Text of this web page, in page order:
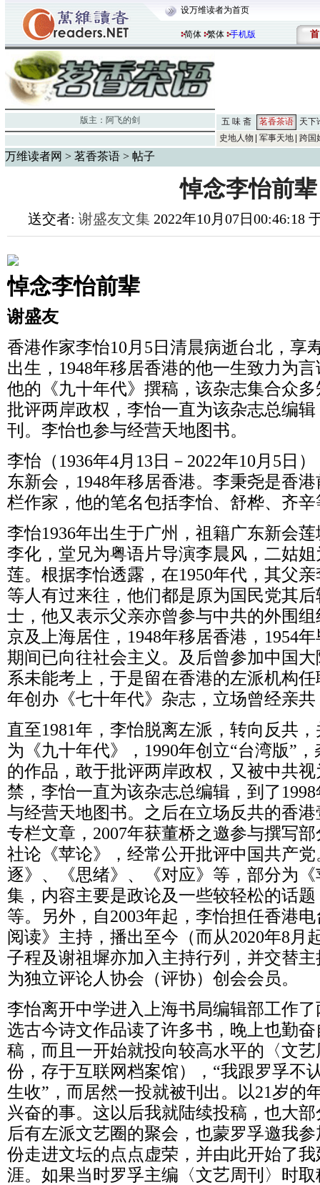
设万维读者为首页
简体 繁体 手机版 首
版主： 阿飞的剑 五 味 斋 茗香茶语
天下
史地人物
军事天地 跨国
万维读者网 > 茗香茶语 > 帖子
悼念李怡前辈
送交者: 谢盛友文集 2022年10月07日00:46:18
悼念李怡前辈
谢盛友
香港作家李怡10月5日清晨病逝台北，享
出生，1948年移居香港的他一生致力为
他的《九十年代》撰稿，该杂志集合众
批评两岸政权，李怡一直为该杂志总编
刊。李怡也参与经营天地图书。
李怡（1936年4月13日－2022年10月5日
东新会，1948年移居香港。李秉尧是香
栏作家，他的笔名包括李怡、舒桦、齐辛
李怡1936年出生于广州，祖籍广东新会
李化，堂兄为粤语片导演李晨风，二姑
莲。根据李怡透露，在1950年代，其父
等人有过来往，他们都是原为国民党其
士，他又表示父亲亦曾参与中共的外围
京及上海居住，1948年移居香港，1954
期间已向往社会主义。及后曾参加中国
系未能考上，于是留在香港的左派机构
年创办《七十年代》杂志，立场曾经亲
直至1981年，李怡脱离左派，转向反共
为《九十年代》，1990年创立“台湾版”
的作品，敢于批评两岸政权，又被中共
禁，李怡一直为该杂志总编辑，到了
与经营天地图书。之后在立场反共的香
专栏文章，2007年获董桥之邀参与撰写
社论《苹论》，经常公开批评中国共产
逐》、《思绪》、《对应》等，部分为
集，内容主要是政论及一些较轻松的话
等。另外，自2003年起，李怡担任香港
阅读》主持，播出至今（而从2020年8月
子程及谢祖墀亦加入主持行列，并交替
为独立评论人协会（评协）创会会员。
李怡离开中学进入上海书局编辑部工作
选古今诗文作品读了许多书，晚上也勤
稿，而且一开始就投向较高水平的〈文
份，存于互联网档案馆），“我跟罗孚不
生收”，而居然一投就被刊出。以21岁的
兴奋的事。这以后我就陆续投稿，也大
后有左派文艺圈的聚会，也蒙罗孚邀我
份走进文坛的点点虚荣，并由此开始了
涯。如果当时罗孚主编〈文艺周刊〉时